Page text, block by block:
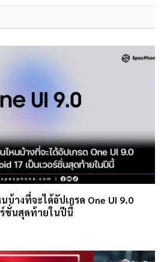
บ้างที่จะได้อัปเกรด One UI 9.0
ร์ชั่นสุดท้ายในปีนี้